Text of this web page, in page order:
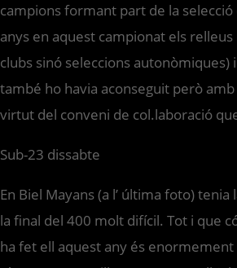
campions formant part de la selecció
anys en aquest campionat els
clubs sinó seleccions autonòmiques)
també ho havia aconseguit però amb
virtut del conveni de col.laboració
Sub-23 dissabte
En Biel Mayans (a l’ última foto) tenia
la final del 400 molt difícil. Tot i que
ha fet ell aquest any és